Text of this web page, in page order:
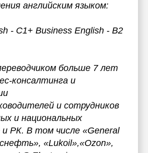
английским языком:
- C1+ Business English - B2
больше 7 лет
консалтинга и
и сотрудников
и национальных
РК. В том числе «General
«Lukoil»,«Ozon»,